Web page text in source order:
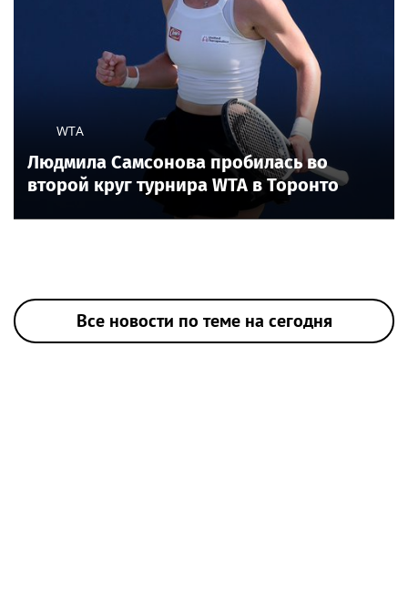
WTA
Людмила Самсонова пробилась во
второй круг турнира WTA в Торонто
Все новости по теме на сегодня